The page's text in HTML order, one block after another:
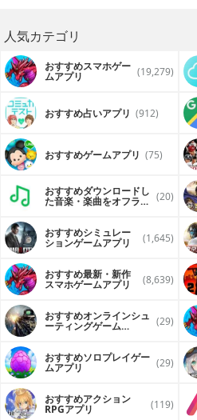
人気カテゴリ
おすすめスマホゲー
ムアプリ (19,279)
おすすめ占いアプリ (912)
おすすめゲームアプリ (75)
おすすめダウンロードし
た音楽・楽曲をオフライ (20)
おすすめシミュレー
ションゲームアプリ (1,645)
おすすめ最新・新作
スマホゲームアプリ (8,639)
おすすめオンラインシュ
ーティングゲーム (29)
おすすめソロプレイゲー
ムアプリ (29)
おすすめアクション
RPGアプリ (119)